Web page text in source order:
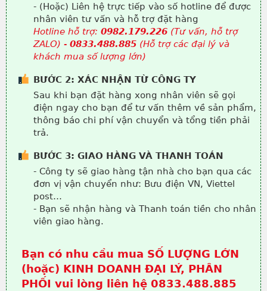
- (Hoặc) Liên hệ trực tiếp vào số hotline để được
nhân viên tư vấn và hỗ trợ đặt hàng
Hotline hỗ trợ: 0982.179.226 (Tư vấn, hỗ trợ
ZALO) - 0833.488.885 (Hỗ trợ các đại lý và
khách mua số lượng lớn)
BƯỚC 2: XÁC NHẬN TỪ CÔNG TY
Sau khi bạn đặt hàng xong nhân viên sẽ gọi
điện ngay cho bạn để tư vấn thêm về sản phẩm,
thông báo chi phí vận chuyển và tổng tiền phải
trả.
BƯỚC 3: GIAO HÀNG VÀ THANH TOÁN
- Công ty sẽ giao hàng tận nhà cho bạn qua các
đơn vị vận chuyển như: Bưu điện VN, Viettel
post…
- Bạn sẽ nhận hàng và Thanh toán tiền cho nhân
viên giao hàng.
Bạn có nhu cầu mua SỐ LƯỢNG LỚN
(hoặc) KINH DOANH ĐẠI LÝ, PHÂN
PHỐI vui lòng liên hệ 0833.488.885